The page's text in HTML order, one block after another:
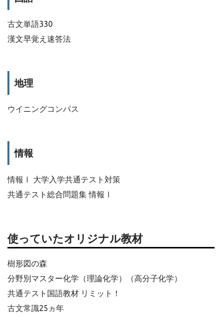
古文単語330
漢文早覚え速答法
地理
ウイニングコンパス
情報
情報Ⅰ 大学入学共通テスト対策
共通テスト総合問題集 情報Ⅰ
使っていたオリジナル教材
樹形図の森
分野別マスター化学（理論化学）（高分子化学）
共通テスト国語教材 リミット！
古文常識25ヵ年